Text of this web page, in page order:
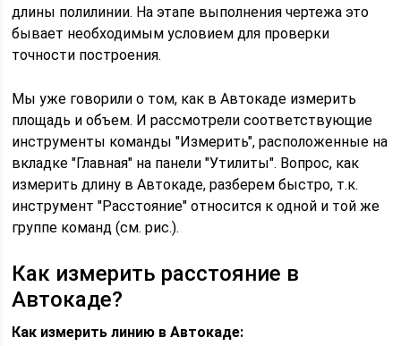
длины полилинии. На этапе выполнения чертежа это
бывает необходимым условием для проверки
точности построения.
Мы уже говорили о том, как в Автокаде измерить
площадь и объем. И рассмотрели соответствующие
инструменты команды "Измерить", расположенные на
вкладке "Главная" на панели "Утилиты". Вопрос, как
измерить длину в Автокаде, разберем быстро, т.к.
инструмент "Расстояние" относится к одной и той же
группе команд (см. рис.).
Как измерить расстояние в
Автокаде?
Как измерить линию в Автокаде: